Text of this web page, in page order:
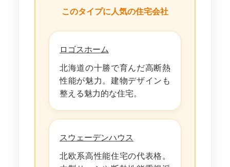
このタイプに人気の住宅会社
ロゴスホーム
北海道の十勝で育んだ高断熱
性能が魅力。建物デザインも
整える魅力的な住宅。
スウェーデンハウス
北欧系高性能住宅の代表格。